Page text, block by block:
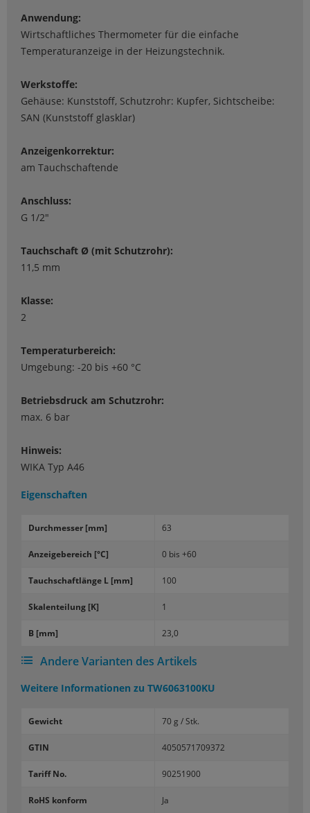
Anwendung:
Wirtschaftliches Thermometer für die einfache
Temperaturanzeige in der Heizungstechnik.
Werkstoffe:
Gehäuse: Kunststoff, Schutzrohr: Kupfer, Sichtscheibe:
SAN (Kunststoff glasklar)
Anzeigenkorrektur:
am Tauchschaftende
Anschluss:
G 1/2"
Tauchschaft Ø (mit Schutzrohr):
11,5 mm
Klasse:
2
Temperaturbereich:
Umgebung: -20 bis +60 °C
Betriebsdruck am Schutzrohr:
max. 6 bar
Hinweis:
WIKA Typ A46
Eigenschaften
Durch­mes­ser [mm] 63
An­zei­ge­be­reich [°C] 0 bis +60
Tauch­schaft­län­ge L [mm] 100
Ska­len­tei­lung [K] 1
B [mm] 23,0
Andere Varianten des Artikels
Weitere Informationen zu TW6063100KU
Gewicht 70 g / Stk.
GTIN 4050571709372
Tariff No. 90251900
RoHS konform Ja